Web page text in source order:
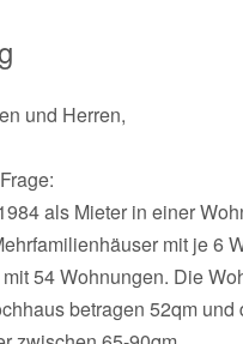
und Herren,
als Mieter in einer
mit je 6
54 Wohnungen. Die
betragen 52qm und